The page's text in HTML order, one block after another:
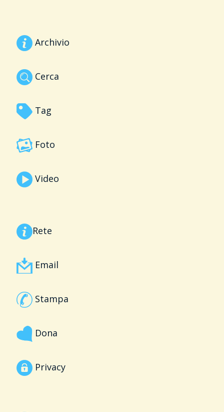
Archivio
Cerca
Tag
Foto
Video
Rete
Email
Stampa
Dona
Privacy